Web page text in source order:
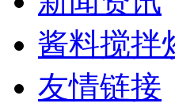
酱料搅拌
友情链接